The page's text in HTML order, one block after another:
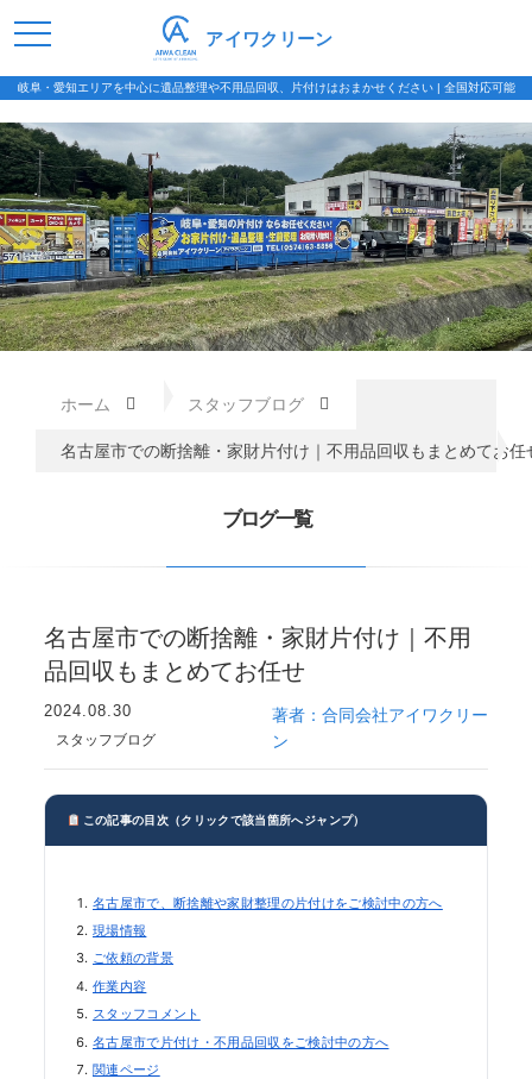
岐阜・愛知エリアを中心に遺品整理や不用品回収、片付けはおまかせください | 全国対応可能
アイワクリーン
ホーム スタッフブログ
名古屋市での断捨離・家財片付け｜不用品回収もまとめてお任
ブログ一覧
名古屋市での断捨離・家財片付け｜不用
品回収もまとめてお任せ
2024.08.30
スタッフブログ
著者：合同会社アイワクリー
ン
この記事の目次（クリックで該当箇所へジャンプ）
名古屋市で、断捨離や家財整理の片付けをご検討中の方へ
現場情報
ご依頼の背景
作業内容
スタッフコメント
名古屋市で片付け・不用品回収をご検討中の方へ
関連ページ